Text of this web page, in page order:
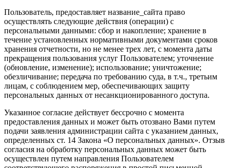
Пользователь, предоставляет название_сайта право
осуществлять следующие действия (операции) с
персональными данными: сбор и накопление; хранение в
течение установленных нормативными документами сроков
хранения отчетности, но не менее трех лет, с момента даты
прекращения пользования услуг Пользователем; уточнение
(обновление, изменение); использование; уничтожение;
обезличивание; передача по требованию суда, в т.ч., третьим
лицам, с соблюдением мер, обеспечивающих защиту
персональных данных от несанкционированного доступа.
Указанное согласие действует бессрочно с момента
предоставления данных и может быть отозвано Вами путем
подачи заявления администрации сайта с указанием данных,
определенных ст. 14 Закона «О персональных данных». Отзыв
согласия на обработку персональных данных может быть
осуществлен путем направления Пользователем